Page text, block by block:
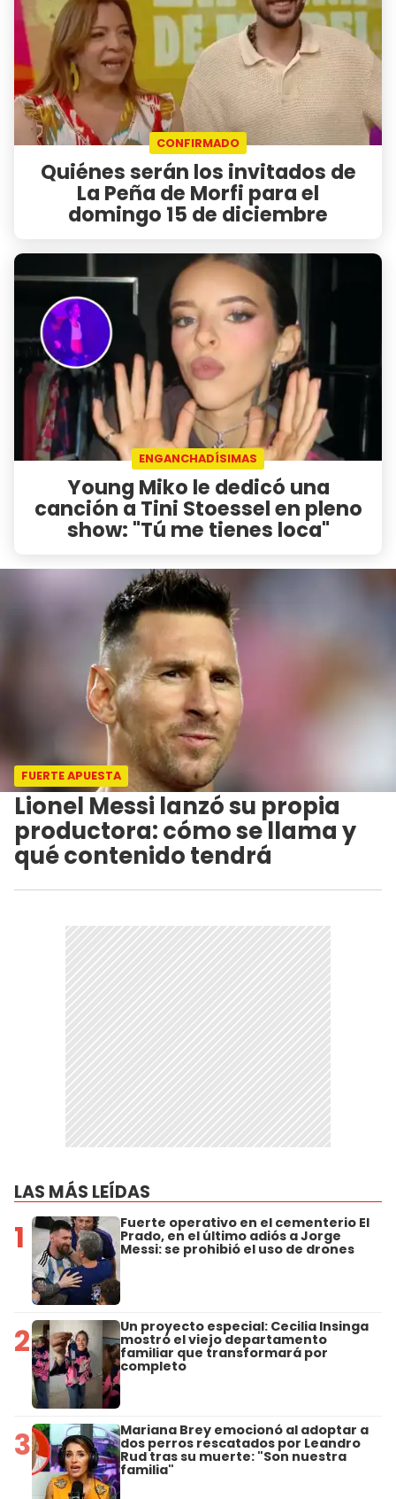
CONFIRMADO
Quiénes serán los invitados de
La Peña de Morfi para el
domingo 15 de diciembre
ENGANCHADÍSIMAS
Young Miko le dedicó una
canción a Tini Stoessel en pleno
show: "Tú me tienes loca"
FUERTE APUESTA
Lionel Messi lanzó su propia
productora: cómo se llama y
qué contenido tendrá
LAS MÁS LEÍDAS
1 Fuerte operativo en el cementerio El
Prado, en el último adiós a Jorge
Messi: se prohibió el uso de drones
2 Un proyecto especial: Cecilia Insinga
mostró el viejo departamento
familiar que transformará por
completo
3 Mariana Brey emocionó al adoptar a
dos perros rescatados por Leandro
Rud tras su muerte: "Son nuestra
familia"